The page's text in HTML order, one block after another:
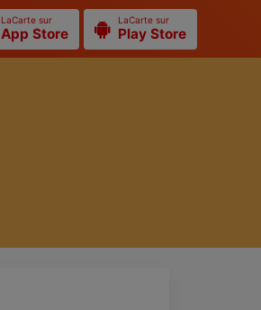
LaCarte sur
App Store
LaCarte sur
Play Store